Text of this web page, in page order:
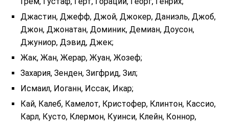
Джастин, Джефф, Джой, Джокер, Даниэль, Джоб,
Джон, Джонатан, Доминик, Демиан, Доусон,
Джуниор, Дэвид, Джек;
Жак, Жан, Жерар, Жуан, Жозеф;
Захария, Зенден, Зигфрид, Зил;
Исмаил, Иоганн, Иссак, Икар;
Кай, Калеб, Камелот, Кристофер, Клинтон, Кассио,
Карл, Кусто, Клермон, Куинси, Клейн, Коннор,